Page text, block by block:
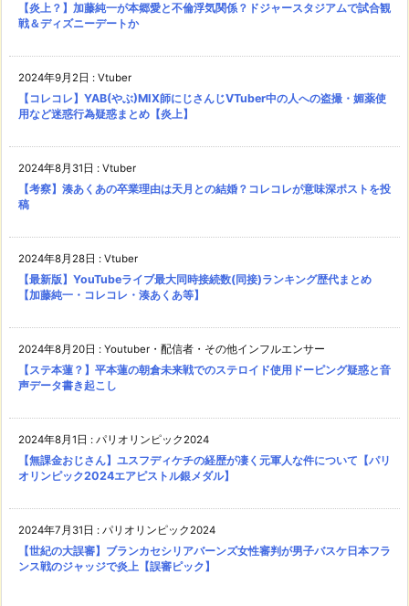
【炎上？】加藤純一が本郷愛と不倫浮気関係？ドジャースタジアムで試合観
戦＆ディズニーデートか
2024年9月2日 : Vtuber
【コレコレ】YAB(やぶ)MIX師にじさんじVTuber中の人への盗撮・媚薬使
用など迷惑行為疑惑まとめ【炎上】
2024年8月31日 : Vtuber
【考察】湊あくあの卒業理由は天月との結婚？コレコレが意味深ポストを投
稿
2024年8月28日 : Vtuber
【最新版】YouTubeライブ最大同時接続数(同接)ランキング歴代まとめ
【加藤純一・コレコレ・湊あくあ等】
2024年8月20日 : Youtuber・配信者・その他インフルエンサー
【ステ本蓮？】平本蓮の朝倉未来戦でのステロイド使用ドーピング疑惑と音
声データ書き起こし
2024年8月1日 : パリオリンピック2024
【無課金おじさん】ユスフディケチの経歴が凄く元軍人な件について【パリ
オリンピック2024エアピストル銀メダル】
2024年7月31日 : パリオリンピック2024
【世紀の大誤審】ブランカセシリアバーンズ女性審判が男子バスケ日本フラ
ンス戦のジャッジで炎上【誤審ピック】